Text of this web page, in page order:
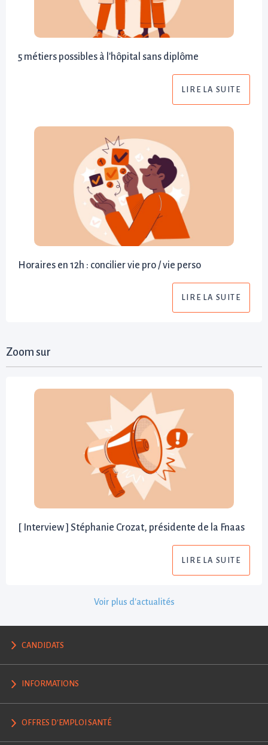
5 métiers possibles à l'hôpital sans diplôme
LIRE LA SUITE
Horaires en 12h : concilier vie pro / vie perso
LIRE LA SUITE
Zoom sur
[ Interview ] Stéphanie Crozat, présidente de la Fnaas
LIRE LA SUITE
Voir plus d'actualités
CANDIDATS
INFORMATIONS
OFFRES D'EMPLOI SANTÉ